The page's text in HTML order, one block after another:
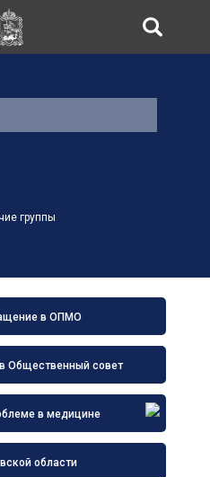
в ОПМО
Общественный совет
в медицине
области
группы